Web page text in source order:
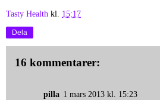
Tasty Health kl. 15:17
Dela
16 kommentarer:
pilla 1 mars 2013 kl. 15:23